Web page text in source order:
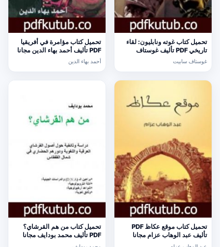
تحميل كتاب غوته ونابليون: لقاء
تاريخي PDF تأليف غوستاف
سابيت مجانا [كامل]
غوستاف سابيت
تحميل كتاب مؤامرة في أفريقيا
PDF تأليف أحمد بهاء الدين مجانا
[كامل]
أحمد بهاء الدين
تحميل كتاب موقع عكاظ PDF
تأليف عبد الوهاب عزام مجانا
[كامل]
تحميل كتاب من هم القرشاي؟
PDF تأليف محمد بودايف مجانا